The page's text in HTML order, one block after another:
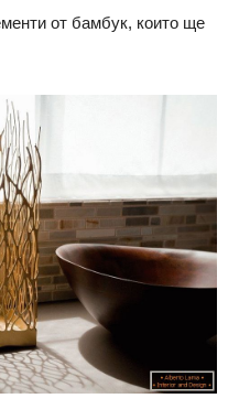
от бамбук, които ще